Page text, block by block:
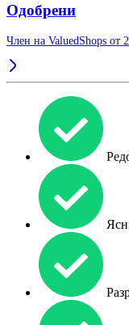
Одобрени
Член на ValuedShops от